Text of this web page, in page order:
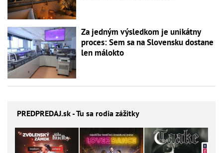
Za jedným výsledkom je unikátny
proces: Sem sa na Slovensku dostane
len málokto
PREDPREDAJ.sk - Tu sa rodia zážitky